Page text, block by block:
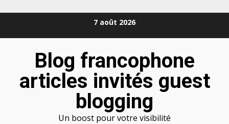
7 août 2026
Blog francophone
articles invités guest
blogging
Un boost pour votre visibilité